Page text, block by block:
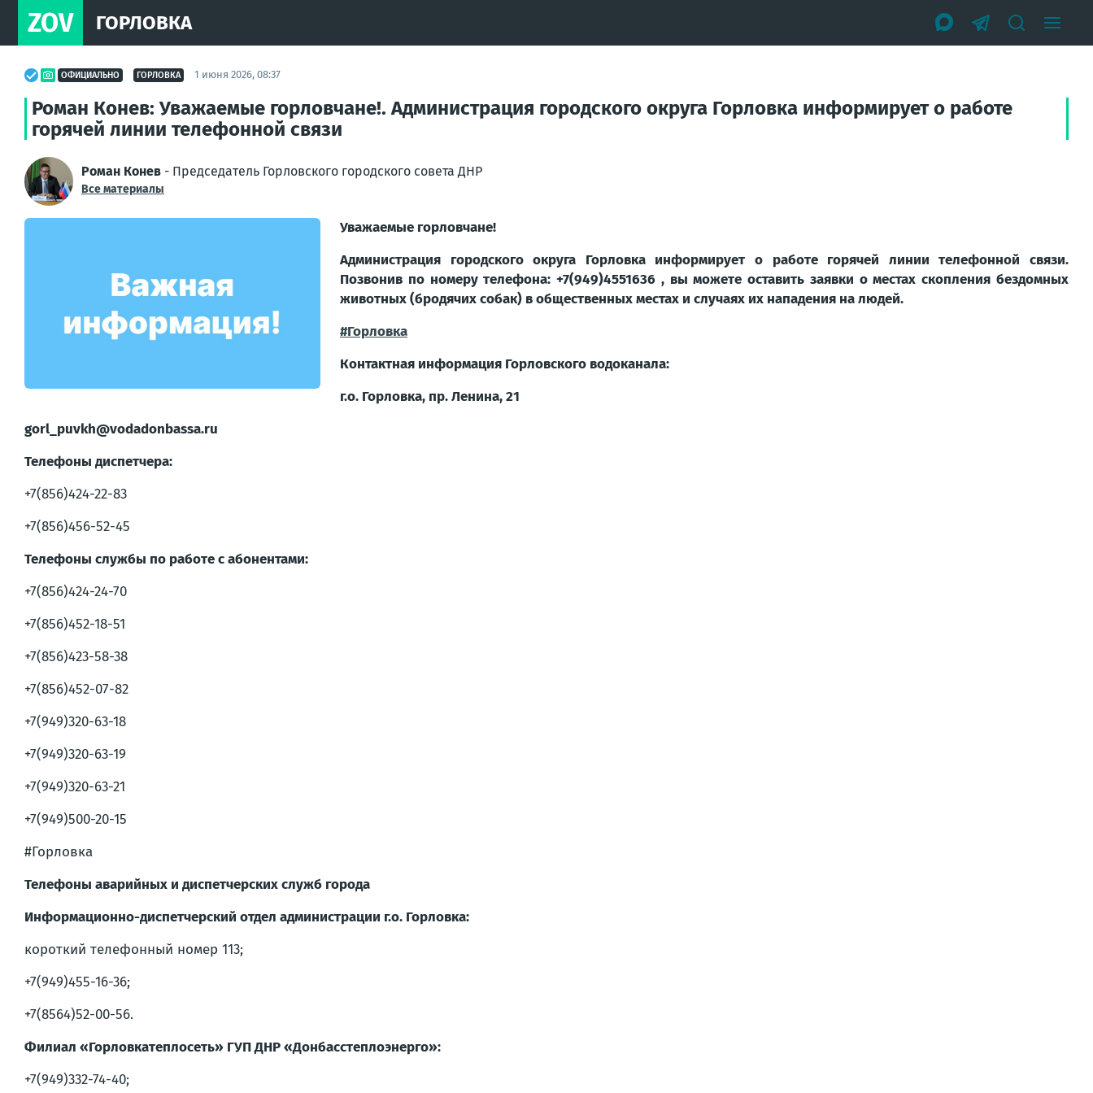
ZOV ГОРЛОВКА
ОФИЦИАЛЬНО ГОРЛОВКА 1 июня 2026, 08:37
Роман Конев: Уважаемые горловчане!. Администрация городского округа Горловка информирует о работе
горячей линии телефонной связи
Роман Конев - Председатель Горловского городского совета ДНР
Все материалы
Уважаемые горловчане!
Администрация городского округа Горловка информирует о работе горячей линии телефонной связи.
Позвонив по номеру телефона: +7(949)4551636 , вы можете оставить заявки о местах скопления бездомных
животных (бродячих собак) в общественных местах и случаях их нападения на людей.
#Горловка
Контактная информация Горловского водоканала:
г.о. Горловка, пр. Ленина, 21
gorl_puvkh@vodadonbassa.ru
Телефоны диспетчера:
+7(856)424-22-83
+7(856)456-52-45
Телефоны службы по работе с абонентами:
+7(856)424-24-70
+7(856)452-18-51
+7(856)423-58-38
+7(856)452-07-82
+7(949)320-63-18
+7(949)320-63-19
+7(949)320-63-21
+7(949)500-20-15
#Горловка
Телефоны аварийных и диспетчерских служб города
Информационно-диспетчерский отдел администрации г.о. Горловка:
короткий телефонный номер 113;
+7(949)455-16-36;
+7(8564)52-00-56.
Филиал «Горловкатеплосеть» ГУП ДНР «Донбасстеплоэнерго»:
+7(949)332-74-40;